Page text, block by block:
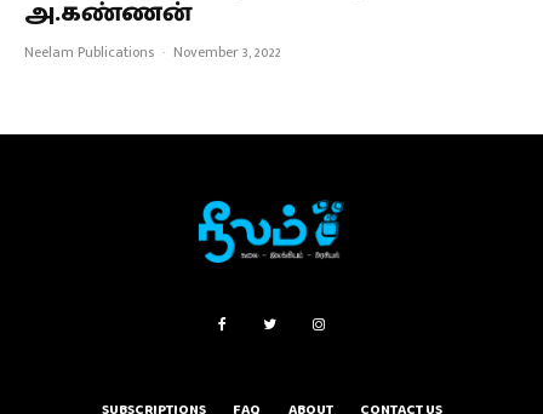
அ.கண்ணன்
Neelam Publications · November 3, 2022